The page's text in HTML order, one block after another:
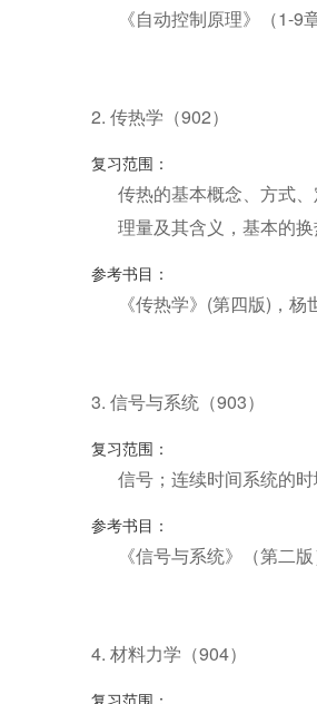
《自动控制原理》（1-9
2. 传热学（902）
复习范围：
传热的基本概念、方式
理量及其含义，基本的
参考书目：
《传热学》(第四版)，
3. 信号与系统（903）
复习范围：
信号；连续时间系统的
参考书目：
《信号与系统》（第二
4. 材料力学（904）
复习范围：